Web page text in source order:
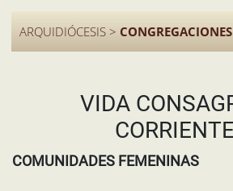
ARQUIDIÓCESIS >
VIDA
COMUNIDADES FEMENINAS